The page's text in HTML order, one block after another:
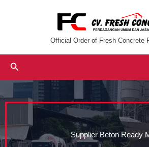
Official Order of Fresh Concrete
Cari
Supplier Beton Ready